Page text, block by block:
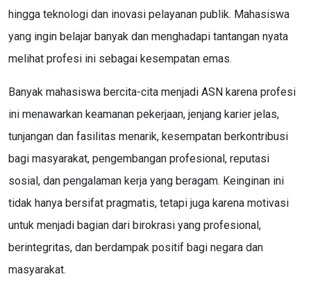
hingga teknologi dan inovasi pelayanan publik. Mahasiswa
yang ingin belajar banyak dan menghadapi tantangan nyata
melihat profesi ini sebagai kesempatan emas.
Banyak mahasiswa bercita-cita menjadi ASN karena profesi
ini menawarkan keamanan pekerjaan, jenjang karier jelas,
tunjangan dan fasilitas menarik, kesempatan berkontribusi
bagi masyarakat, pengembangan profesional, reputasi
sosial, dan pengalaman kerja yang beragam. Keinginan ini
tidak hanya bersifat pragmatis, tetapi juga karena motivasi
untuk menjadi bagian dari birokrasi yang profesional,
berintegritas, dan berdampak positif bagi negara dan
masyarakat.